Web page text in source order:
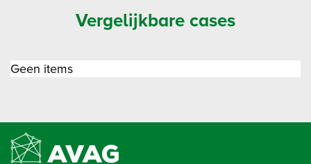
Vergelijkbare cases
Geen items